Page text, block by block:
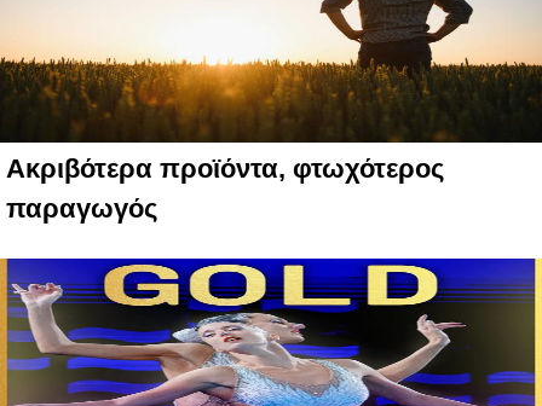
Ακριβότερα προϊόντα, φτωχότερος
παραγωγός